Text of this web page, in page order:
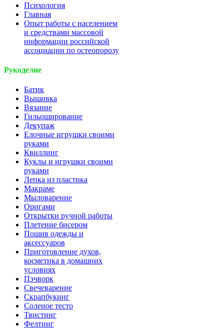
Психология
Главная
Опыт работы с населением
и средствами массовой
информации российской
ассоциации по остеопорозу
Рукоделие
Батик
Вышивка
Вязание
Гильоширование
Декупаж
Елочные игрушки своими
руками
Квиллинг
Куклы и игрушки своими
руками
Лепка из пластика
Макраме
Мыловарение
Оригами
Открытки ручной работы
Плетение бисером
Пошив одежды и
аксессуаров
Приготовление духов,
косметика в домашних
условиях
Пэчворк
Свечеварение
Скрапбукинг
Соленое тесто
Твистинг
Фелтинг